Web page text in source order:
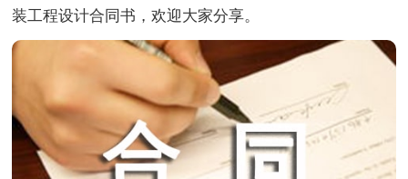
装工程设计合同书，欢迎大家分享。